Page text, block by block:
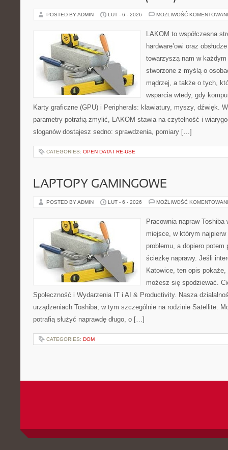
POSTED BY ADMIN LUT - 6 - 2026 MOŻLIWOŚĆ
LAKOM to współczesna
hardware’owi oraz
towarzyszą nam w
stworzone z myślą o
mądrzej, a także o tych,
wsparcia wtedy, gdy
Karty graficzne (GPU) i Peripherals: klawiatury, myszy, dźwięk.
parametry potrafią zmylić, LAKOM stawia na czytelność i
sloganów dostajesz sedno: sprawdzenia, pomiary […]
CATEGORIES: OPEN DATA I RE-USE
LAPTOPY GAMINGOWE
POSTED BY ADMIN LUT - 6 - 2026 MOŻLIWOŚĆ
Pracownia napraw
miejsce, w którym
problemu, a dopiero potem
ścieżkę naprawy. Jeśli
Katowice, ten opis
możesz się spodziewać.
Społeczność i Wydarzenia IT i AI & Productivity. Nasza
urządzeniach Toshiba, w tym szczególnie na rodzinie Satellite.
potrafią służyć naprawdę długo, o […]
CATEGORIES: DOM